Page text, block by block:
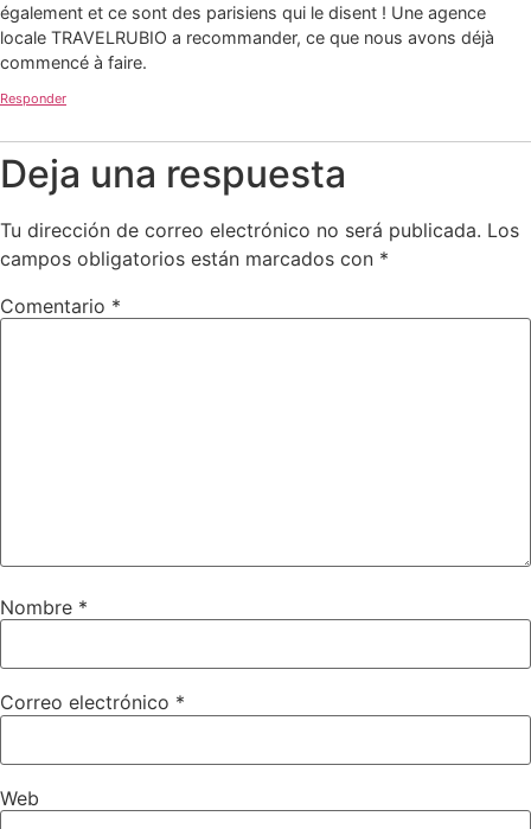
également et ce sont des parisiens qui le disent ! Une agence
locale TRAVELRUBIO a recommander, ce que nous avons déjà
commencé à faire.
Responder
Deja una respuesta
Tu dirección de correo electrónico no será publicada. Los
campos obligatorios están marcados con *
Comentario *
Nombre *
Correo electrónico *
Web